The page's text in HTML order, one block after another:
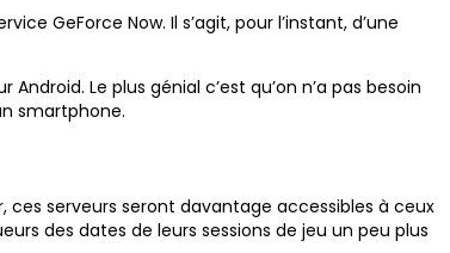
GeForce Now. Il s’agit, pour l’instant, d’une
Le plus génial c’est qu’on n’a pas besoin
smartphone.
ces serveurs seront davantage accessibles à ceux
des dates de leurs sessions de jeu un peu plus